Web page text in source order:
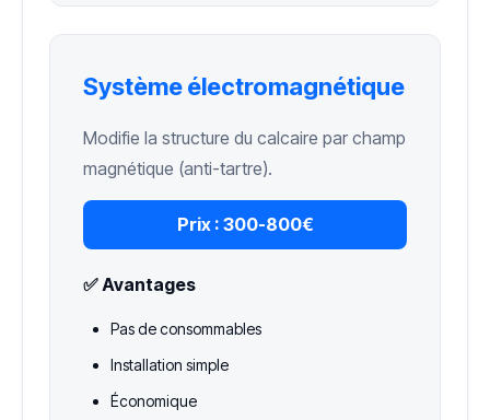
Système électromagnétique
Modifie la structure du calcaire par champ
magnétique (anti-tartre).
Prix : 300-800€
✅ Avantages
Pas de consommables
Installation simple
Économique